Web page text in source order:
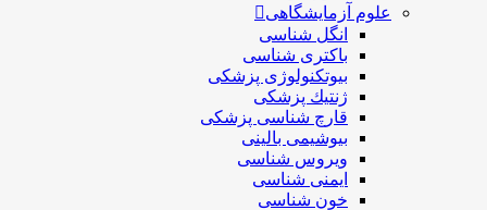
علوم آزمایشگاهی
انگل شناسی
باکتری شناسی
بیوتکنولوژی پزشکی
ژنتيك پزشکی
قارچ شناسی پزشكی
بیوشیمی بالینی
ویروس شناسی
ایمنی شناسی
خون شناسی